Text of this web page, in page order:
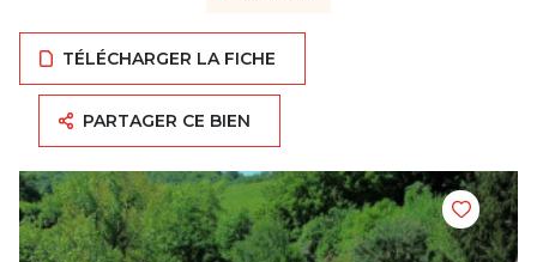
TÉLÉCHARGER LA FICHE
PARTAGER CE BIEN